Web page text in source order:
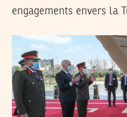
engagements envers la